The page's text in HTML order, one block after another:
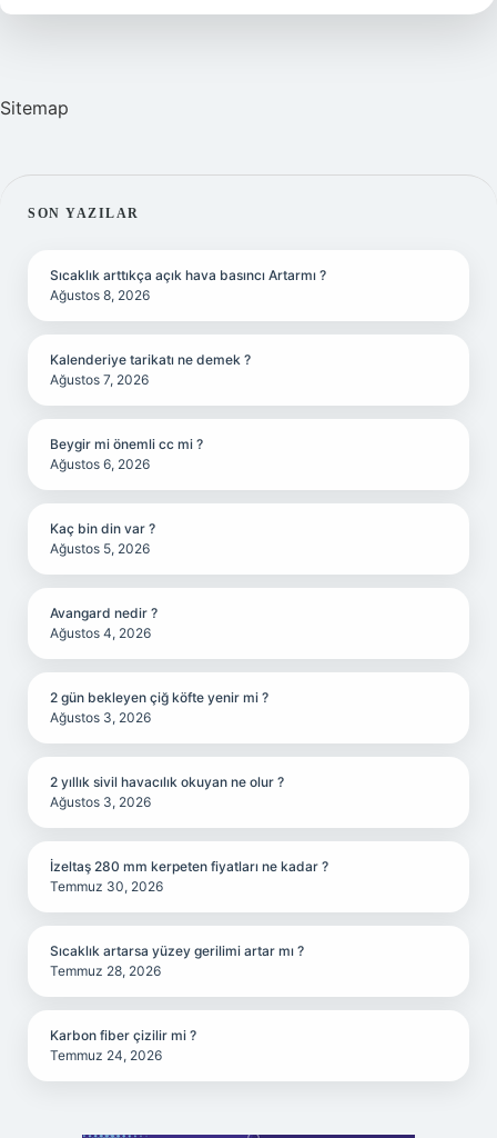
Sitemap
SIDEBAR
SON YAZILAR
Sıcaklık arttıkça açık hava basıncı Artarmı ?
Ağustos 8, 2026
Kalenderiye tarikatı ne demek ?
Ağustos 7, 2026
Beygir mi önemli cc mi ?
Ağustos 6, 2026
Kaç bin din var ?
Ağustos 5, 2026
Avangard nedir ?
Ağustos 4, 2026
2 gün bekleyen çiğ köfte yenir mi ?
Ağustos 3, 2026
2 yıllık sivil havacılık okuyan ne olur ?
Ağustos 3, 2026
İzeltaş 280 mm kerpeten fiyatları ne kadar ?
Temmuz 30, 2026
Sıcaklık artarsa yüzey gerilimi artar mı ?
Temmuz 28, 2026
Karbon fiber çizilir mi ?
Temmuz 24, 2026